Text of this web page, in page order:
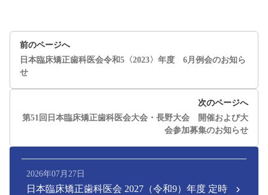
前のページへ
日本臨床矯正歯科医会令和5〈2023〉年度 6月例会のお知ら
せ
次のページへ
第51回日本臨床矯正歯科医会大会・長野大会 開催および大
会参加募集のお知らせ
2026年07月27日
日本臨床矯正歯科医会 2027（令和9）年度 定時